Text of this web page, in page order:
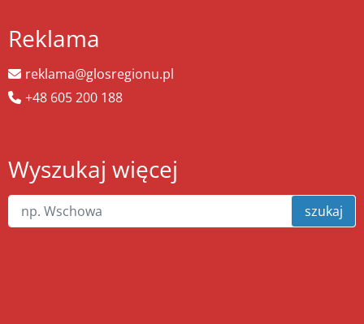
Reklama
reklama@glosregionu.pl
+48 605 200 188
Wyszukaj więcej
szukaj